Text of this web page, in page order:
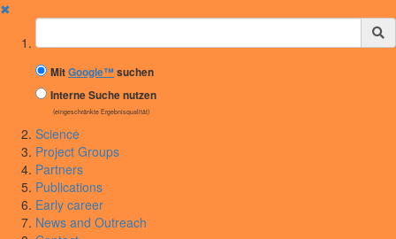
✖
Suchbegriff
MitGoogle™suchen
Interne Suche nutzen
(eingeschränkte Ergebnisqualität)
Science
Project Groups
Partners
Publications
Early career
News and Outreach